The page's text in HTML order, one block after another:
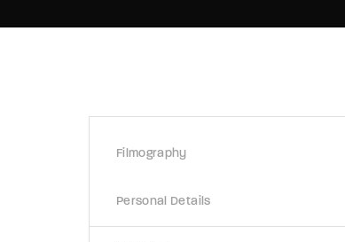
Filmography
Personal Details